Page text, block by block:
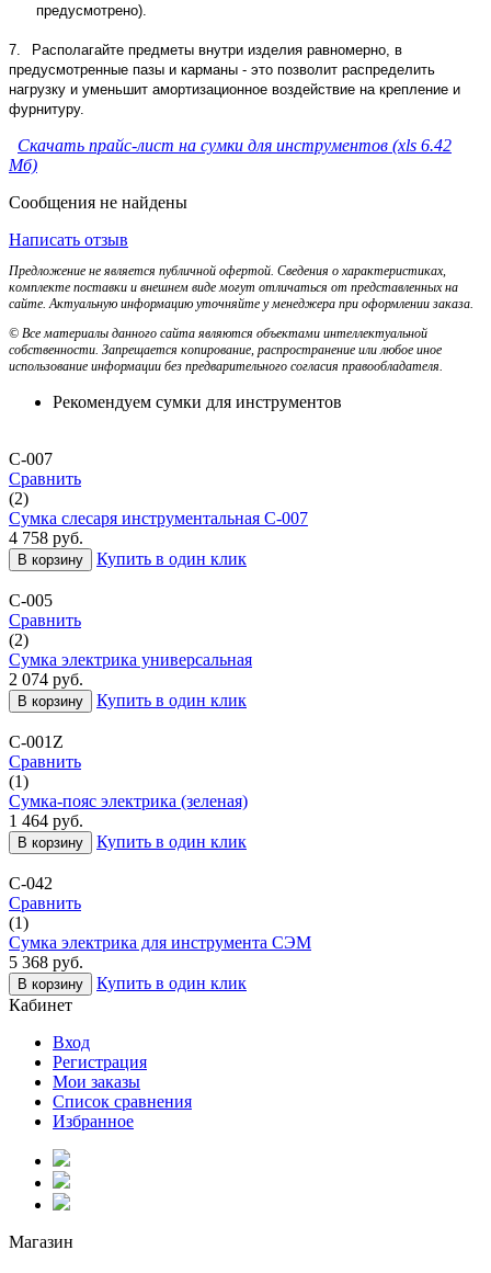
предусмотрено).
7.
Располагайте предметы внутри изделия равномерно, в
предусмотренные пазы и карманы - это позволит распределить
нагрузку и уменьшит амортизационное воздействие на крепление и
фурнитуру.
Скачать прайс-лист на сумки для инструментов (xls 6.42
Мб)
Сообщения не найдены
Написать отзыв
Предложение не является публичной офертой. Сведения о характеристиках,
комплекте поставки и внешнем виде могут отличаться от представленных на
сайте. Актуальную информацию уточняйте у менеджера при оформлении заказа.
© Все материалы данного сайта являются объектами интеллектуальной
собственности. Запрещается копирование, распространение или любое иное
использование информации без предварительного согласия правообладателя.
Рекомендуем сумки для инструментов
С-007
Сравнить
(2)
Сумка слесаря инструментальная С-007
4 758 руб.
В корзину Купить в один клик
С-005
Сравнить
(2)
Сумка электрика универсальная
2 074 руб.
В корзину Купить в один клик
С-001Z
Сравнить
(1)
Сумка-пояс электрика (зеленая)
1 464 руб.
В корзину Купить в один клик
С-042
Сравнить
(1)
Сумка электрика для инструмента СЭМ
5 368 руб.
В корзину
Купить в один клик
Кабинет
Вход
Регистрация
Мои заказы
Список сравнения
Избранное
Магазин